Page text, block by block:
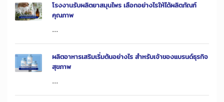
โรงงานรับผลิตยาสมุนไพร เลือกอย่างไรให้ได้ผลิตภัณฑ์
คุณภาพ
...
ผลิตอาหารเสริมเริ่มต้นอย่างไร สำหรับเจ้าของแบรนด์ธุรกิจ
สุขภาพ
...